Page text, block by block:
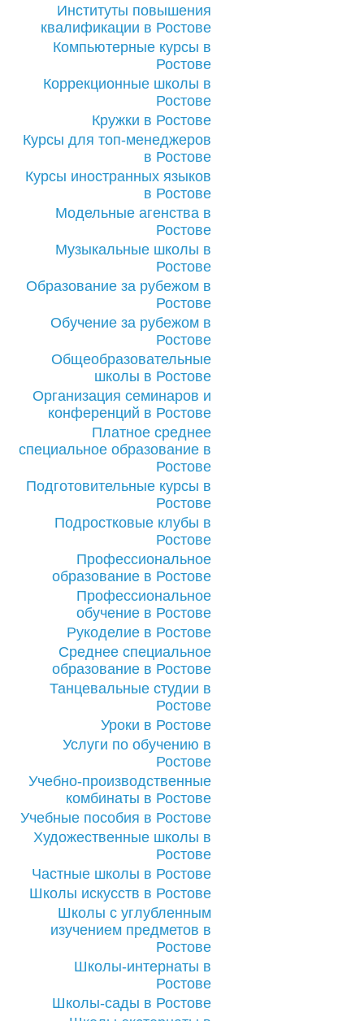
Институты повышения
квалификации в Ростове
Компьютерные курсы в
Ростове
Коррекционные школы в
Ростове
Кружки в Ростове
Курсы для топ-менеджеров
в Ростове
Курсы иностранных языков
в Ростове
Модельные агенства в
Ростове
Музыкальные школы в
Ростове
Образование за рубежом в
Ростове
Обучение за рубежом в
Ростове
Общеобразовательные
школы в Ростове
Организация семинаров и
конференций в Ростове
Платное среднее
специальное образование в
Ростове
Подготовительные курсы в
Ростове
Подростковые клубы в
Ростове
Профессиональное
образование в Ростове
Профессиональное
обучение в Ростове
Рукоделие в Ростове
Среднее специальное
образование в Ростове
Танцевальные студии в
Ростове
Уроки в Ростове
Услуги по обучению в
Ростове
Учебно-производственные
комбинаты в Ростове
Учебные пособия в Ростове
Художественные школы в
Ростове
Частные школы в Ростове
Школы искусств в Ростове
Школы с углубленным
изучением предметов в
Ростове
Школы-интернаты в
Ростове
Школы-сады в Ростове